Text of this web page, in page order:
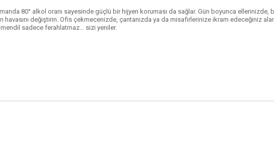
80° alkol oranı sayesinde güçlü bir hijyen koruması da sağlar. Gün boyunca ellerinizde,
değiştirin. Ofis çekmecenizde, çantanızda ya da misafirlerinize ikram edeceğiniz
mendil sadece ferahlatmaz… sizi yeniler.